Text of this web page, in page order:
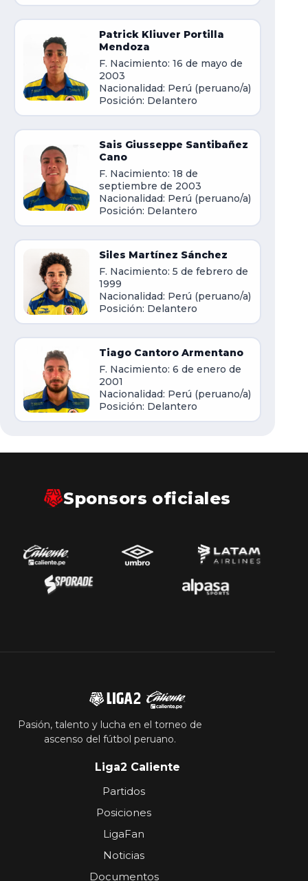
Patrick Kliuver Portilla
Mendoza
F. Nacimiento: 16 de mayo de
2003
Nacionalidad: Perú (peruano/a)
Posición: Delantero
Sais Giusseppe Santibañez
Cano
F. Nacimiento: 18 de
septiembre de 2003
Nacionalidad: Perú (peruano/a)
Posición: Delantero
Siles Martínez Sánchez
F. Nacimiento: 5 de febrero de
1999
Nacionalidad: Perú (peruano/a)
Posición: Delantero
Tiago Cantoro Armentano
F. Nacimiento: 6 de enero de
2001
Nacionalidad: Perú (peruano/a)
Posición: Delantero
Sponsors oficiales
Pasión, talento y lucha en el torneo de
ascenso del fútbol peruano.
Liga2 Caliente
Partidos
Posiciones
LigaFan
Noticias
Documentos